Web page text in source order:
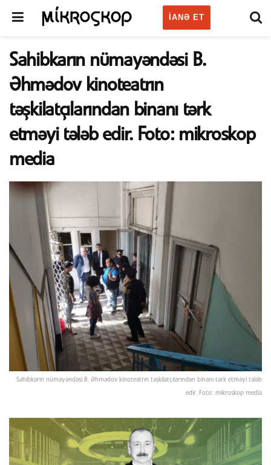
IANƏ ET
Sahibkarın nümayəndəsi B.
Əhmədov kinoteatrın
təşkilatçılarından binanı tərk
etməyi tələb edir. Foto: mikroskop
media
Sahibkarın nümayəndəsi B. Əhmədov kinoteatrın təşkilatçılarından binanı tərk etməyi tələb
edir. Foto: mikroskop media